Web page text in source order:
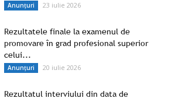
Anunțuri 23 iulie 2026
Rezultatele finale la examenul de
promovare în grad profesional superior
celui...
Anunțuri 20 iulie 2026
Rezultatul interviului din data de